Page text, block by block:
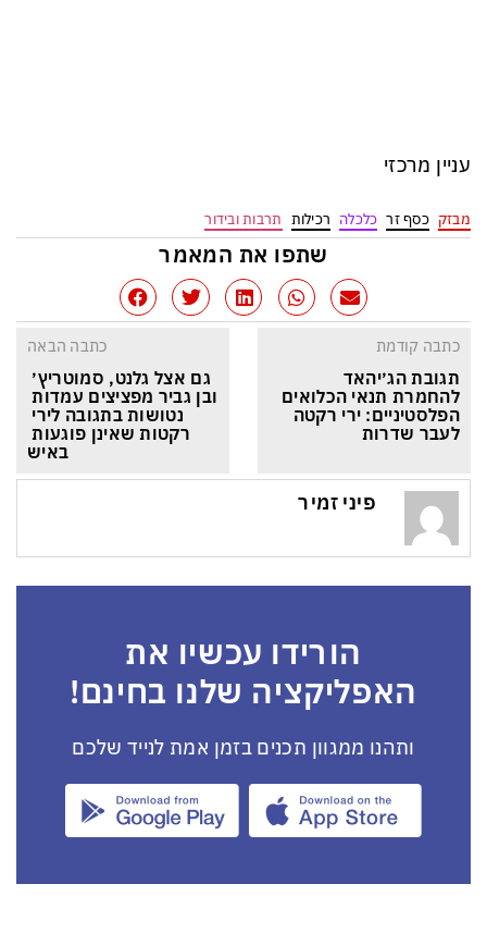
עניין מרכזי
מבזק כסף זר כלכלה רכילות תרבות ובידור
שתפו את המאמר
כתבה קודמת
תגובת הג׳יהאד
להחמרת תנאי הכלואים
הפלסטיניים: ירי רקטה
לעבר שדרות
כתבה הבאה
גם אצל גלנט, סמוטריץ׳
ובן גביר מפציצים עמדות
נטושות בתגובה לירי
רקטות שאינן פוגעות
באיש
פיני זמיר
הורידו עכשיו את
האפליקציה שלנו בחינם!
ותהנו ממגוון תכנים בזמן אמת לנייד שלכם